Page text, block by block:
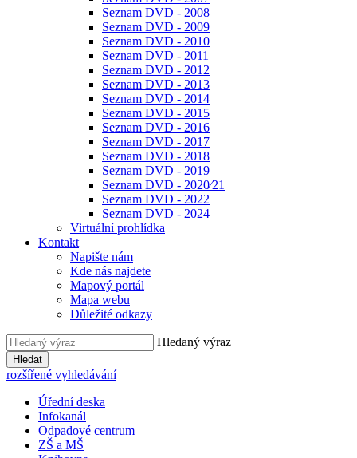
Seznam DVD - 2008
Seznam DVD - 2009
Seznam DVD - 2010
Seznam DVD - 2011
Seznam DVD - 2012
Seznam DVD - 2013
Seznam DVD - 2014
Seznam DVD - 2015
Seznam DVD - 2016
Seznam DVD - 2017
Seznam DVD - 2018
Seznam DVD - 2019
Seznam DVD - 2020⁄21
Seznam DVD - 2022
Seznam DVD - 2024
Virtuální prohlídka
Kontakt
Napište nám
Kde nás najdete
Mapový portál
Mapa webu
Důležité odkazy
Hledaný výraz
Hledat
rozšířené vyhledávání
Úřední deska
Infokanál
Odpadové centrum
ZŠ a MŠ